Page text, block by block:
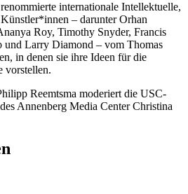
internationale Intellektuelle,
– darunter Orhan
Roy, Timothy Snyder, Francis
und Larry Diamond – vom Thomas
in denen sie ihre Ideen für die
vorstellen.
Reemtsma moderiert die USC-
Annenberg Media Center Christina